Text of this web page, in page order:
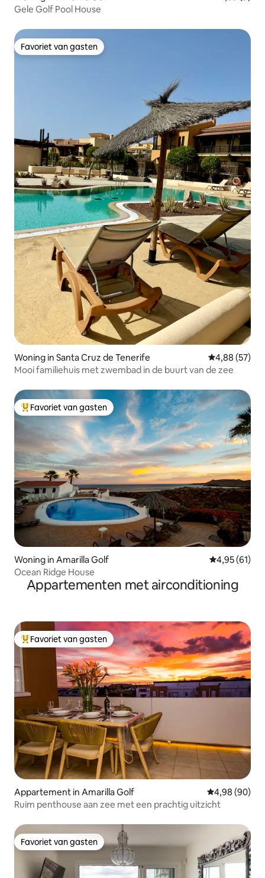
Gele Golf Pool House
Favoriet van gasten
Favoriet van gasten
Woning in Santa Cruz de Tenerife Gemiddelde
4,88 (57)
Mooi familiehuis met zwembad in de buurt van de zee
Topfavoriet van gasten
Favoriet van gasten
Woning in Amarilla Golf Gemiddelde
4,95 (61)
Ocean Ridge House
Appartementen met airconditioning
Topfavoriet van gasten
Favoriet van gasten
Appartement in Amarilla Golf Gemiddelde
4,98 (90)
Ruim penthouse aan zee met een prachtig uitzicht
Favoriet van gasten
Favoriet van gasten